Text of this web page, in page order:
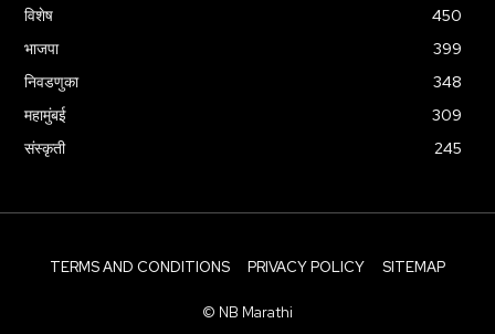
विशेष
450
भाजपा
399
निवडणुका
348
महामुंबई
309
संस्कृती
245
TERMS AND CONDITIONS PRIVACY POLICY SITEMAP
© NB Marathi